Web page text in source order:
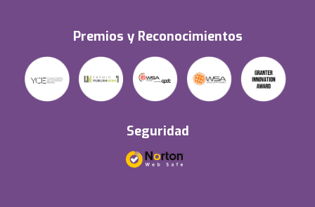
Premios y Reconocimientos
Seguridad